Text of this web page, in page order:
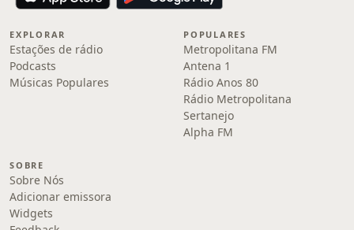
EXPLORAR
Estações de rádio
Podcasts
Músicas Populares
POPULARES
Metropolitana FM
Antena 1
Rádio Anos 80
Rádio Metropolitana
Sertanejo
Alpha FM
SOBRE
Sobre Nós
Adicionar emissora
Widgets